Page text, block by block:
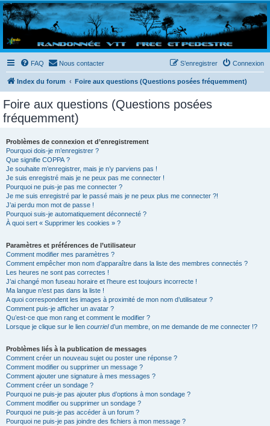
Randovttfree.fr
Bienvenue sur le site des randos vtt et pédestre de Bretagne . Bonne navigation sur le site
et bonnes randos dans l'Ouest !
FAQ Nous contacter Connexion
S’enregistrer
Index du forum Foire aux questions (Questions posées fréquemment)
Foire aux questions (Questions posées
fréquemment)
Problèmes de connexion et d’enregistrement
Pourquoi dois-je m’enregistrer ?
Que signifie COPPA ?
Je souhaite m’enregistrer, mais je n’y parviens pas !
Je suis enregistré mais je ne peux pas me connecter !
Pourquoi ne puis-je pas me connecter ?
Je me suis enregistré par le passé mais je ne peux plus me connecter ?!
J’ai perdu mon mot de passe !
Pourquoi suis-je automatiquement déconnecté ?
À quoi sert « Supprimer les cookies » ?
Paramètres et préférences de l’utilisateur
Comment modifier mes paramètres ?
Comment empêcher mon nom d’apparaître dans la liste des membres connectés ?
Les heures ne sont pas correctes !
J’ai changé mon fuseau horaire et l’heure est toujours incorrecte !
Ma langue n’est pas dans la liste !
A quoi correspondent les images à proximité de mon nom d’utilisateur ?
Comment puis-je afficher un avatar ?
Qu’est-ce que mon rang et comment le modifier ?
Lorsque je clique sur le lien courrield’un membre, on me demande de me connecter !?
Problèmes liés à la publication de messages
Comment créer un nouveau sujet ou poster une réponse ?
Comment modifier ou supprimer un message ?
Comment ajouter une signature à mes messages ?
Comment créer un sondage ?
Pourquoi ne puis-je pas ajouter plus d’options à mon sondage ?
Comment modifier ou supprimer un sondage ?
Pourquoi ne puis-je pas accéder à un forum ?
Pourquoi ne puis-je pas joindre des fichiers à mon message ?